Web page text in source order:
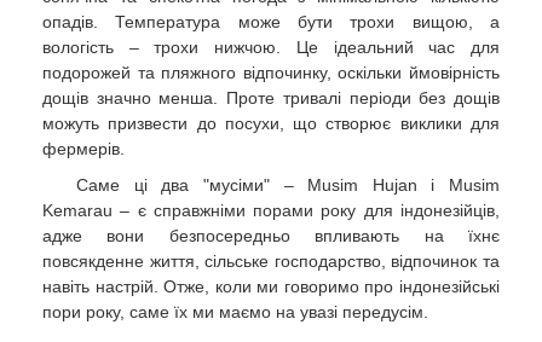
опадів. Температура може бути трохи вищою, а
вологість – трохи нижчою. Це ідеальний час для
подорожей та пляжного відпочинку, оскільки ймовірність
дощів значно менша. Проте тривалі періоди без дощів
можуть призвести до посухи, що створює виклики для
фермерів.
Саме ці два "мусіми" – Musim Hujan і Musim
Kemarau – є справжніми порами року для індонезійців,
адже вони безпосередньо впливають на їхнє
повсякденне життя, сільське господарство, відпочинок та
навіть настрій. Отже, коли ми говоримо про індонезійські
пори року, саме їх ми маємо на увазі передусім.